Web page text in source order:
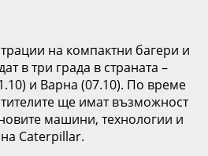
на компактни багери и
в три града в страната –
и Варна (07.10). По време
ще имат възможност
машини, технологии и
Caterpillar.